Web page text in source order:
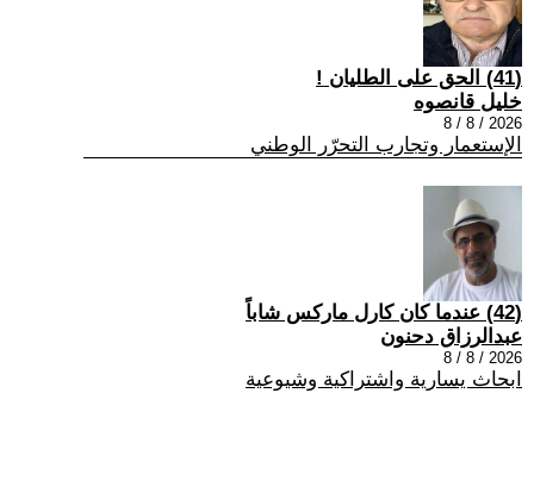
(41) الحق على الطليان !
خليل قانصوه
2026 / 8 / 8
الإستعمار وتجارب التحرّر الوطني
(42) عندما كان كارل ماركس شاباً
عبدالرزاق دحنون
2026 / 8 / 8
ابحاث يسارية واشتراكية وشيوعية